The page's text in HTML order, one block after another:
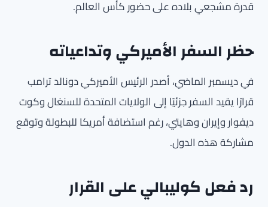
قدرة مشجعي بلاده على حضور كأس العالم.
حظر السفر الأميركي وتداعياته
في ديسمبر الماضي، أصدر الرئيس الأميركي دونالد ترامب
قرارًا يقيد السفر جزئيًا إلى الولايات المتحدة للسنغال وكوت
ديفوار وإيران وهايتي، رغم استضافة أمريكا للبطولة وتوقع
مشاركة هذه الدول.
رد فعل كوليبالي على القرار